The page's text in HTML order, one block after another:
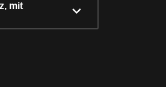
mit